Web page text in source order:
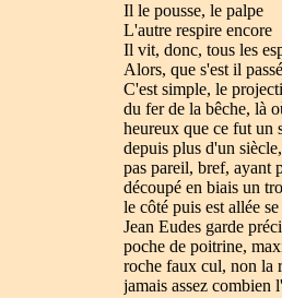
Il le pousse, le palpe
L'autre respire encore
Il vit, donc, tous les
Alors, que s'est il
C'est simple, le
du fer de la bêche, là
heureux que ce fut un
depuis plus d'un
pas pareil, bref, ayant
découpé en biais un
le côté puis est allée
Jean Eudes garde
poche de poitrine,
roche faux cul, non la
jamais assez combien